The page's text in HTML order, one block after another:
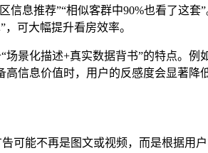
信息推荐”“相似客群中90%也看了这套
可大幅提升看房效率。
景化描述+真实数据背书”的特点。例
信息价值时，用户的反感度会显著降
可能不再是图文或视频，而是根据用